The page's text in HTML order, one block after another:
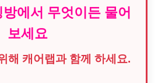
에서 무엇이든 물어
보세요
해 캐어랩과 함께 하세요.